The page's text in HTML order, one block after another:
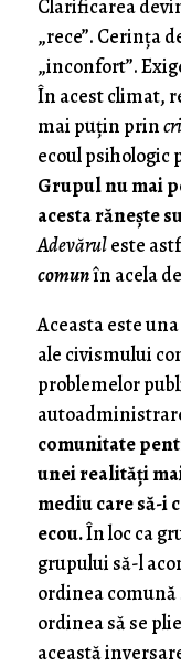
Clarificarea
„rece”. Cerința
„inconfort”.
În acest climat,
mai puțin prin
ecoul psihologic
Grupul nu mai
acesta rănește
Adevăruleste
comunîn acela de
Aceasta este
ale civismului
problemelor
comunitate
unei realități
mediu care să-i
ecou.În loc ca
grupului să-l
ordinea
ordinea să se
această